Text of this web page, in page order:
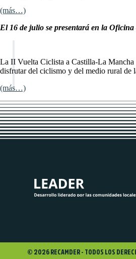
(más…)
El 16 de julio se presentará en la
La II Vuelta Ciclista a Castilla-La Mancha
disfrutar del ciclismo y del medio rural de
(más…)
© 2026 RECAMDER - TODOS LOS